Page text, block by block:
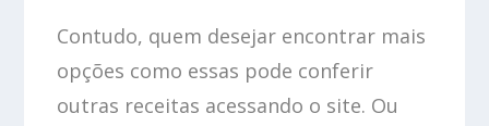
Contudo, quem desejar encontrar mais
opções como essas pode conferir
outras receitas acessando o site. Ou